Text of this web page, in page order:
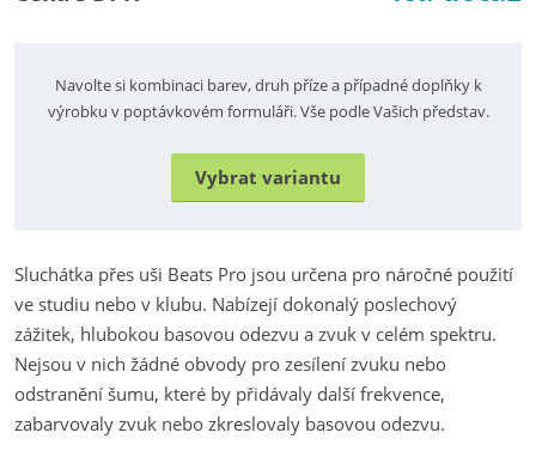
Navolte si kombinaci barev, druh příze a případné doplňky k
výrobku v poptávkovém formuláři. Vše podle Vašich představ.
Vybrat variantu
Sluchátka přes uši Beats Pro jsou určena pro náročné použití
ve studiu nebo v klubu. Nabízejí dokonalý poslechový
zážitek, hlubokou basovou odezvu a zvuk v celém spektru.
Nejsou v nich žádné obvody pro zesílení zvuku nebo
odstranění šumu, které by přidávaly další frekvence,
zabarvovaly zvuk nebo zkreslovaly basovou odezvu.